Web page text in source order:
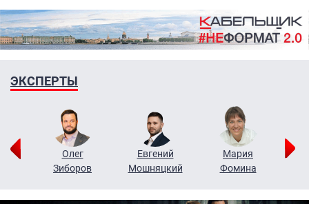
ЭКСПЕРТЫ
Олег
Зиборов
Евгений
Мошняцкий
Мария
Фомина